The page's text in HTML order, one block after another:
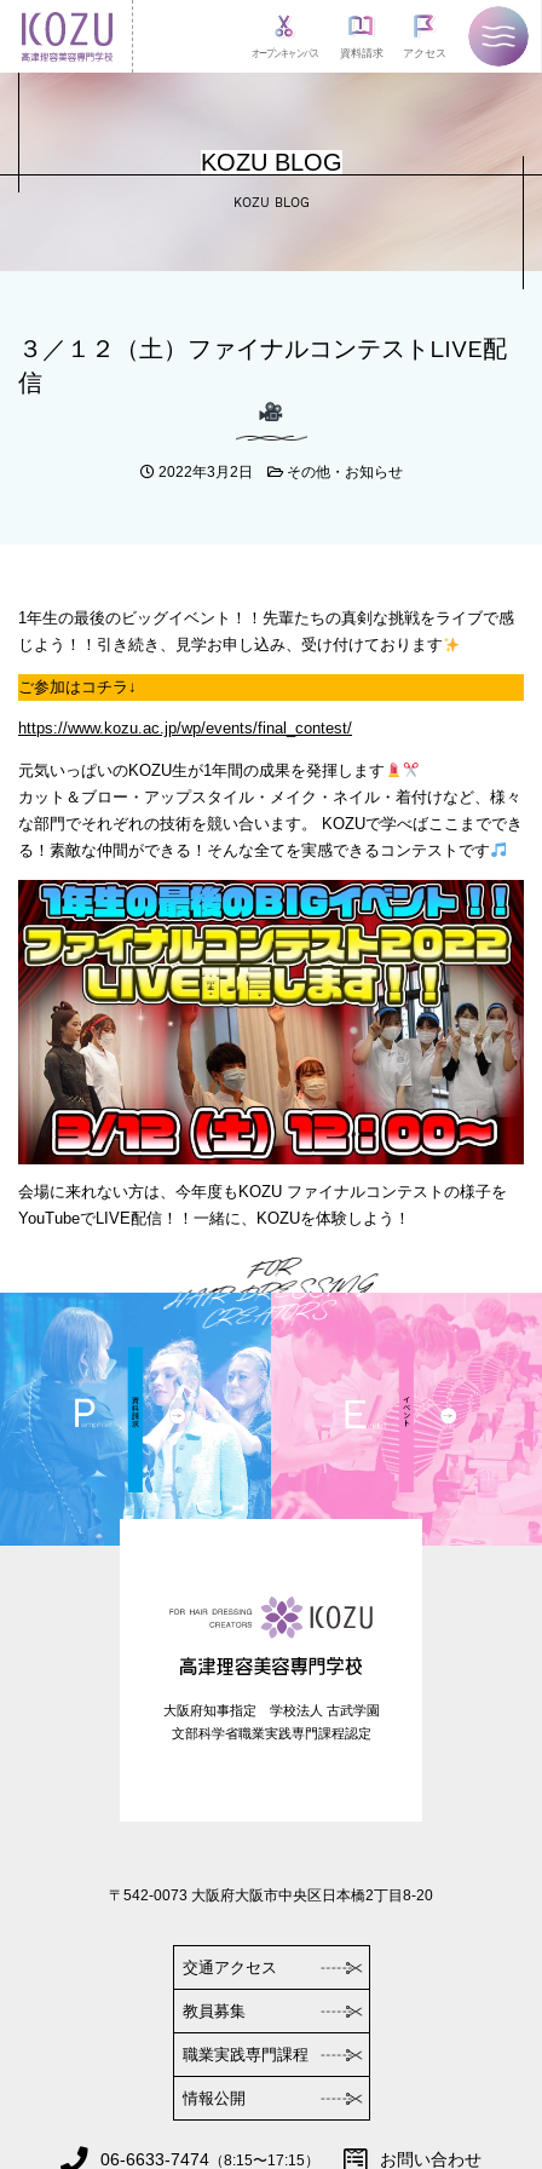
オープンキャンパス 資料請求 アクセス
KOZU BLOG
KOZU BLOG
３／１２（土）ファイナルコンテストLIVE配
信
2022年3月2日 その他・お知らせ
1年生の最後のビッグイベント！！先輩たちの真剣な挑戦をライブで感
じよう！！引き続き、見学お申し込み、受け付けております
ご参加はコチラ↓
https://www.kozu.ac.jp/wp/events/final_contest/
元気いっぱいのKOZU生が1年間の成果を発揮します
カット＆ブロー・アップスタイル・メイク・ネイル・着付けなど、様々
な部門でそれぞれの技術を競い合います。 KOZUで学べばここまででき
る！素敵な仲間ができる！そんな全てを実感できるコンテストです
会場に来れない方は、今年度もKOZU ファイナルコンテストの様子を
YouTubeでLIVE配信！！一緒に、KOZUを体験しよう！
大阪府知事指定 学校法人 古武学園
文部科学省職業実践専門課程認定
〒542-0073 大阪府大阪市中央区日本橋2丁目8-20
交通アクセス
教員募集
職業実践専門課程
情報公開
06-6633-7474 （8:15〜17:15） お問い合わせ